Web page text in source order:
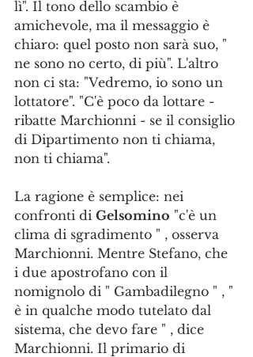
lì". Il tono dello scambio è
amichevole, ma il messaggio è
chiaro: quel posto non sarà suo, "
ne sono no certo, di più". L'altro
non ci sta: "Vedremo, io sono un
lottatore". "C'è poco da lottare -
ribatte Marchionni - se il consiglio
di Dipartimento non ti chiama,
non ti chiama".
La ragione è semplice: nei
confronti di Gelsomino "c'è un
clima di sgradimento " , osserva
Marchionni. Mentre Stefano, che
i due apostrofano con il
nomignolo di " Gambadilegno " , "
è in qualche modo tutelato dal
sistema, che devo fare " , dice
Marchionni. Il primario di